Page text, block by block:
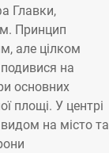
Главки,
Принцип
але цілком
на
основних
площі. У центрі
на місто та